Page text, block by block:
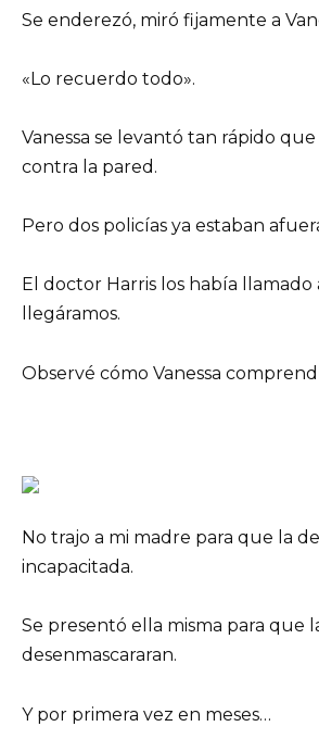
Se enderezó, miró fijamente a
«Lo recuerdo todo».
Vanessa se levantó tan rápido
contra la pared.
Pero dos policías ya estaban
El doctor Harris los había
llegáramos.
Observé cómo Vanessa
No trajo a mi madre para que la
incapacitada.
Se presentó ella misma para que
desenmascararan.
Y por primera vez en meses…